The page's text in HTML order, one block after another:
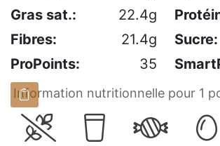
Gras sat.:
22.4g
Fibres:
21.4g Sucre:
ProPoints:
35
Information nutritionnelle pour 1